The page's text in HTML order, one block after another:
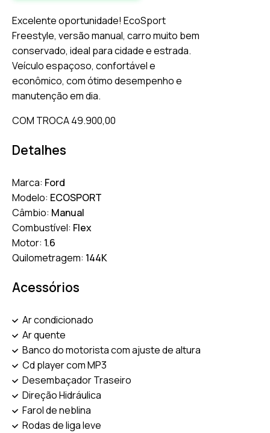
Excelente oportunidade! EcoSport
Freestyle, versão manual, carro muito bem
conservado, ideal para cidade e estrada.
Veículo espaçoso, confortável e
econômico, com ótimo desempenho e
manutenção em dia.
COM TROCA 49.900,00
Detalhes
Marca: Ford
Modelo: ECOSPORT
Câmbio: Manual
Combustível: Flex
Motor: 1.6
Quilometragem: 144K
Acessórios
Ar condicionado
Ar quente
Banco do motorista com ajuste de altura
Cd player com MP3
Desembaçador Traseiro
Direção Hidráulica
Farol de neblina
Rodas de liga leve